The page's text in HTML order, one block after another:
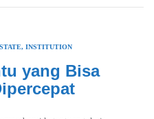
INSTITUTION
yang Bisa